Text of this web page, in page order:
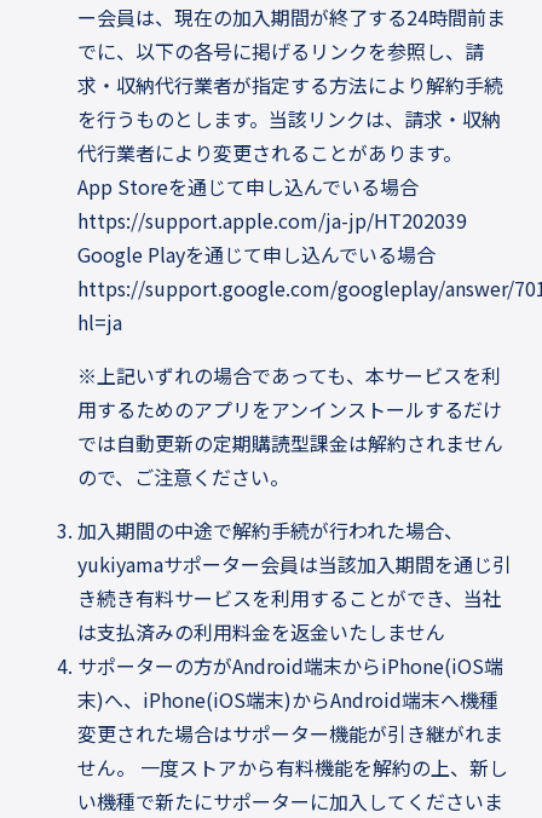
ー会員は、現在の加入期間が終了する24時間前ま
でに、以下の各号に掲げるリンクを参照し、請
求・収納代行業者が指定する方法により解約手続
を行うものとします。当該リンクは、請求・収納
代行業者により変更されることがあります。
App Storeを通じて申し込んでいる場合
https://support.apple.com/ja-jp/HT202039
Google Playを通じて申し込んでいる場合
https://support.google.com/googleplay/answer/
hl=ja
※上記いずれの場合であっても、本サービスを利
用するためのアプリをアンインストールするだけ
では自動更新の定期購読型課金は解約されません
ので、ご注意ください。
加入期間の中途で解約手続が行われた場合、
yukiyamaサポーター会員は当該加入期間を通じ引
き続き有料サービスを利用することができ、当社
は支払済みの利用料金を返金いたしません
サポーターの方がAndroid端末からiPhone(iOS端
末)へ、iPhone(iOS端末)からAndroid端末へ機種
変更された場合はサポーター機能が引き継がれま
せん。 一度ストアから有料機能を解約の上、新し
い機種で新たにサポーターに加入してくださいま